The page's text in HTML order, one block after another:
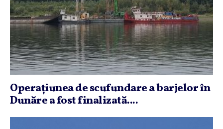
Operaţiunea de scufundare a barjelor în
Dunăre a fost finalizată....